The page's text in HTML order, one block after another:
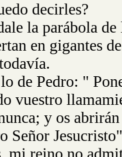
decirles?
la parábola
en gigantes
de Pedro: "
vuestro
y os
Señor